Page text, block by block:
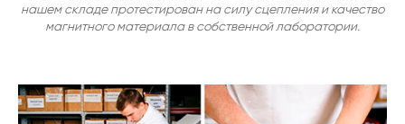
нашем складе протестирован на силу сцепления и качество
магнитного материала в собственной лаборатории.